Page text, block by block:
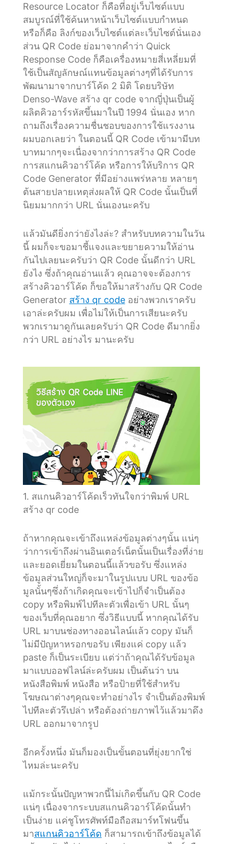
Resource Locator ก็คือที่อยู่เว็บไซต์แบบ
สมบูรณ์ที่ใช้ค้นหาหน้าเว็บไซต์แบบกำหนด
หรือก็คือ ลิงก์ของเว็บไซต์แต่ละเว็บไซต์นั่นเอง
ส่วน QR Code ย่อมาจากคำว่า Quick
Response Code ก็คือเครื่องหมายสี่เหลี่ยมที่
ใช้เป็นสัญลักษณ์แทนข้อมูลต่างๆที่ได้รับการ
พัฒนามาจากบาร์โค้ด 2 มิติ โดยบริษัท
Denso-Wave สร้าง qr code จากญี่ปุ่นเป็นผู้
ผลิตคิวอาร์รหัสขึ้นมาในปี 1994 นั่นเอง หาก
ถามถึงเรื่องความชื่นชอบของการใช้แรงงาน
ผมบอกเลยว่า ในตอนนี้ QR Code เข้ามามีบท
บาทมากๆจะเนื่องจากว่าการสร้าง QR Code
การสแกนคิวอาร์โค้ด หรือการให้บริการ QR
Code Generator ที่มีอย่างแพร่หลาย หลายๆ
ต้นสายปลายเหตุส่งผลให้ QR Code นั้นเป็นที่
นิยมมากกว่า URL นั่นเองนะครับ
แล้วมันดียิ่งกว่ายังไงล่ะ? สำหรับบทความในวัน
นี้ ผมก็จะขอมาชี้แจงและขยายความให้อ่าน
กันไปเลยนะครับว่า QR Code นั้นดีกว่า URL
ยังไง ซึ่งถ้าคุณอ่านแล้ว คุณอาจจะต้องการ
สร้างคิวอาร์โค้ด ก็ขอให้มาสร้างกับ QR Code
Generator สร้าง qr codeอย่างพวกเราครับ
เอาล่ะครับผม เพื่อไม่ให้เป็นการเสียนะครับ
พวกเรามาดูกันเลยครับว่า QR Code ดีมากยิ่ง
กว่า URL อย่างไร มานะครับ
1. สแกนคิวอาร์โค้ดเร็วทันใจกว่าพิมพ์ URL
สร้าง qr code
ถ้าหากคุณจะเข้าถึงแหล่งข้อมูลต่างๆนั้น แน่ๆ
ว่าการเข้าถึงผ่านอินเตอร์เน็ตนั้นเป็นเรื่องที่ง่าย
และยอดเยี่ยมในตอนนี้แล้วขอรับ ซึ่งแหล่ง
ข้อมูลส่วนใหญ่ก็จะมาในรูปแบบ URL ของข้อ
มูลนั้นๆซึ่งถ้าเกิดคุณจะเข้าไปก็จำเป็นต้อง
copy หรือพิมพ์ไปทีละตัวเพื่อเข้า URL นั้นๆ
ของเว็บที่คุณอยาก ซึ่งวิธีแบบนี้ หากคุณได้รับ
URL มาบนช่องทางออนไลน์แล้ว copy มันก็
ไม่มีปัญหาหรอกขอรับ เพียงแค่ copy แล้ว
paste ก็เป็นระเบียบ แต่ว่าถ้าคุณได้รับข้อมูล
มาแบบออฟไลน์ล่ะครับผม เป็นต้นว่า บน
หนังสือพิมพ์ หนังสือ หรือป้ายที่ใช้สำหรับ
โฆษณาต่างๆคุณจะทำอย่างไร จำเป็นต้องพิมพ์
ไปทีละตัวรึเปล่า หรือต้องถ่ายภาพไว้แล้วมาดึง
URL ออกมาจากรูป
อีกครั้งหนึ่ง มันก็มองเป็นขั้นตอนที่ยุ่งยากใช่
ไหมล่ะนะครับ
แม้กระนั้นปัญหาพวกนี้ไม่เกิดขึ้นกับ QR Code
แน่ๆ เนื่องจากระบบสแกนคิวอาร์โค้ดนั้นทำ
เป็นง่าย แค่ชูโทรศัพท์มือถือสมาร์ทโฟนขึ้น
มาสแกนคิวอาร์โค้ด ก็สามารถเข้าถึงข้อมูลได้